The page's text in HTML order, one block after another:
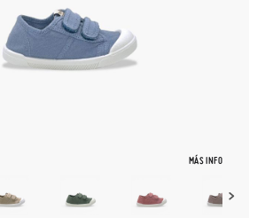
MÁS INFO